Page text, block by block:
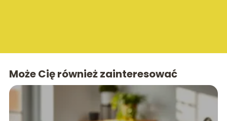
Może Cię również zainteresować